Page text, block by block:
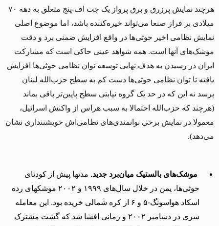
هرچند نمايش پرزرق و برق پرواز يک جت اف-پنج متعلق به
دهه ٧٠
میلادی بر فراز صنعا می‌تواند خيره‌كننده باشد، اما موضوع اصلی
نمایش نظامی اخیر حوثی‌ها در واقع افزایش ضمنی برد و دقت
موشک‌های آنها است. همه شواهد عینی حاکی است که مشارکت
ایران در رسیدن به هدف نهایی توسعه توان نظامی حوثی‌ها افزایش
یافته تا توان‌ نظامی حوثی‌ها دست کم به سطح حزب‌الله لبنان
برسد نه این که در حد یک گروه نیابتی سطح پایین‌تر باقی بماند
(هرچند که حزب‌الله احتمالا به سبب هراس از واکنش اسرائیل،
معمولا در نمایش برخی توانمندی‌های نظامی‌اش خویشتنداری نشان
می‌دهد).
موشک‌های بالستیک میان‌برد جدید.‌ مدتها پیش از كودتای
حوثی‌ها، يمن در خلال سال
‌های ١٩٩٩ و ٢٠٠٢ موشكهای رده
اسکاد هواسونگ-۵ و ۶ از کره شمالی خریده بود. این معامله
سری در دسامبر ۲۰۰۲ و زمانی افشا شد که گشت مشترک